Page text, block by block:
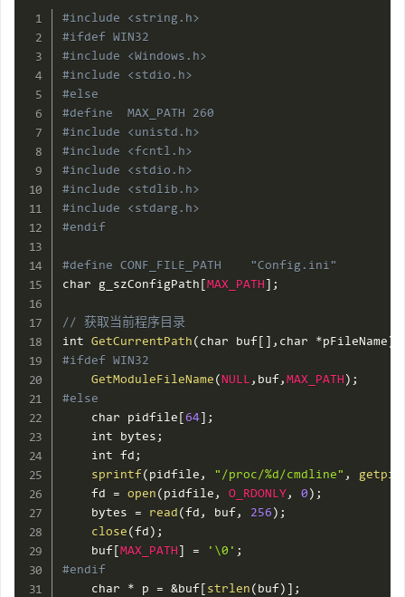
#include <string.h>
#ifdef WIN32
#include <Windows.h>
#include <stdio.h>
#else
#define  MAX_PATH 260
#include <unistd.h>
#include <fcntl.h>
#include <stdio.h>
#include <stdlib.h>
#include <stdarg.h>
#endif
#define CONF_FILE_PATH    "Config.ini"
char g_szConfigPath [MAX_PATH ] ;
// 获取当前程序目录
int GetCurrentPath ( char buf [ ] , char *pFileName )
#ifdef WIN32
GetModuleFileName (NULL , buf,MAX_PATH ) ;
#else
    char pidfile
[64] ;
    int bytes
;
    int fd
;
sprintf( pidfile , "/proc/%d/cmdline" , getpid
    fd
= open ( pidfile , O_RDONLY, 0 ) ;
    bytes
= read (fd , buf, 256 ) ;
close (fd ) ;
    buf
[MAX_PATH ] = '\0' ;
#endif
    char
* p = &buf [ strlen ( buf) ] ;